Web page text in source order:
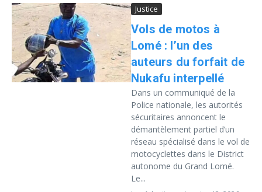
Justice
Vols de motos à
Lomé : l’un des
auteurs du forfait de
Nukafu interpellé
Dans un communiqué de la
Police nationale, les autorités
sécuritaires annoncent le
démantèlement partiel d’un
réseau spécialisé dans le vol de
motocyclettes dans le District
autonome du Grand Lomé.
Le...